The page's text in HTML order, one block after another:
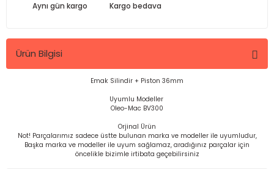
Aynı gün kargo Kargo bedava
Ürün Bilgisi
Emak Silindir + Piston 36mm
Uyumlu Modeller
Oleo-Mac BV300
Orjinal Ürün
Not! Parçalarımız sadece üstte bulunan marka ve modeller ile uyumludur,
Başka marka ve modeller ile uyum sağlamaz, aradığınız parçalar için
öncelikle bizimle irtibata geçebilirsiniz